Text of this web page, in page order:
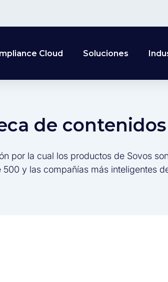
Cloud Soluciones
de contenidos
por la cual los productos de Sovos
500 y las compañías más inteligentes